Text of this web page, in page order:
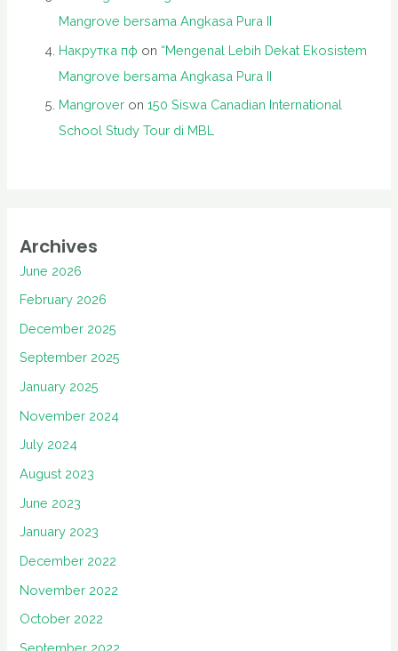
Mangrove bersama Angkasa Pura II
Накрутка пф on “Mengenal Lebih Dekat Ekosistem
Mangrove bersama Angkasa Pura II
Mangrover on150 Siswa Canadian International
School Study Tour di MBL
Archives
June 2026
February 2026
December 2025
September 2025
January 2025
November 2024
July 2024
August 2023
June 2023
January 2023
December 2022
November 2022
October 2022
September 2022